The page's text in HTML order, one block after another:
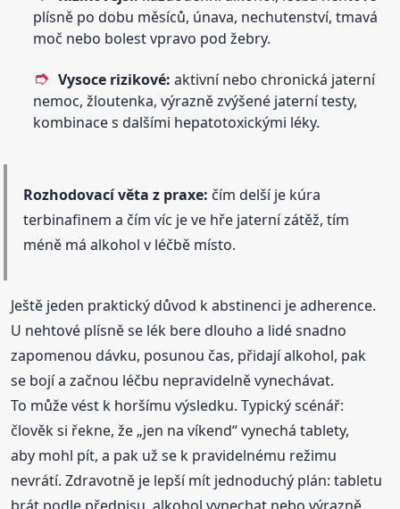
plísně po dobu měsíců, únava, nechutenství, tmavá
moč nebo bolest vpravo pod žebry.
Vysoce rizikové: aktivní nebo chronická jaterní
nemoc, žloutenka, výrazně zvýšené jaterní testy,
kombinace s dalšími hepatotoxickými léky.
Rozhodovací věta z praxe: čím delší je kúra
terbinafinem a čím víc je ve hře jaterní zátěž, tím
méně má alkohol v léčbě místo.
Ještě jeden praktický důvod k abstinenci je adherence.
U nehtové plísně se lék bere dlouho a lidé snadno
zapomenou dávku, posunou čas, přidají alkohol, pak
se bojí a začnou léčbu nepravidelně vynechávat.
To může vést k horšímu výsledku. Typický scénář:
člověk si řekne, že „jen na víkend“ vynechá tablety,
aby mohl pít, a pak už se k pravidelnému režimu
nevrátí. Zdravotně je lepší mít jednoduchý plán: tabletu